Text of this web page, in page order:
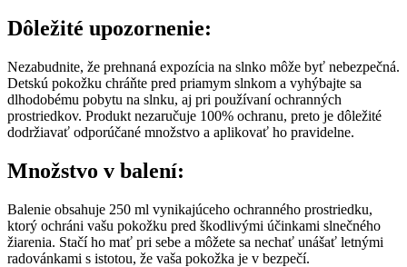
Dôležité upozornenie:
Nezabudnite, že prehnaná expozícia na slnko môže byť nebezpečná.
Detskú pokožku chráňte pred priamym slnkom a vyhýbajte sa
dlhodobému pobytu na slnku, aj pri používaní ochranných
prostriedkov. Produkt nezaručuje 100% ochranu, preto je dôležité
dodržiavať odporúčané množstvo a aplikovať ho pravidelne.
Množstvo v balení:
Balenie obsahuje 250 ml vynikajúceho ochranného prostriedku,
ktorý ochráni vašu pokožku pred škodlivými účinkami slnečného
žiarenia. Stačí ho mať pri sebe a môžete sa nechať unášať letnými
radovánkami s istotou, že vaša pokožka je v bezpečí.